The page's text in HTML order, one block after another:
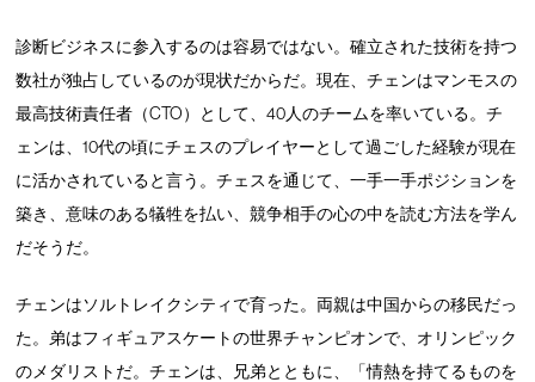
診断ビジネスに参入するのは容易ではない。確立された技術を持つ
数社が独占しているのが現状だからだ。現在、チェンはマンモスの
最高技術責任者（CTO）として、40人のチームを率いている。チ
ェンは、10代の頃にチェスのプレイヤーとして過ごした経験が現在
に活かされていると言う。チェスを通じて、一手一手ポジションを
築き、意味のある犠牲を払い、競争相手の心の中を読む方法を学ん
だそうだ。
チェンはソルトレイクシティで育った。両親は中国からの移民だっ
た。弟はフィギュアスケートの世界チャンピオンで、オリンピック
のメダリストだ。チェンは、兄弟とともに、「情熱を持てるものを